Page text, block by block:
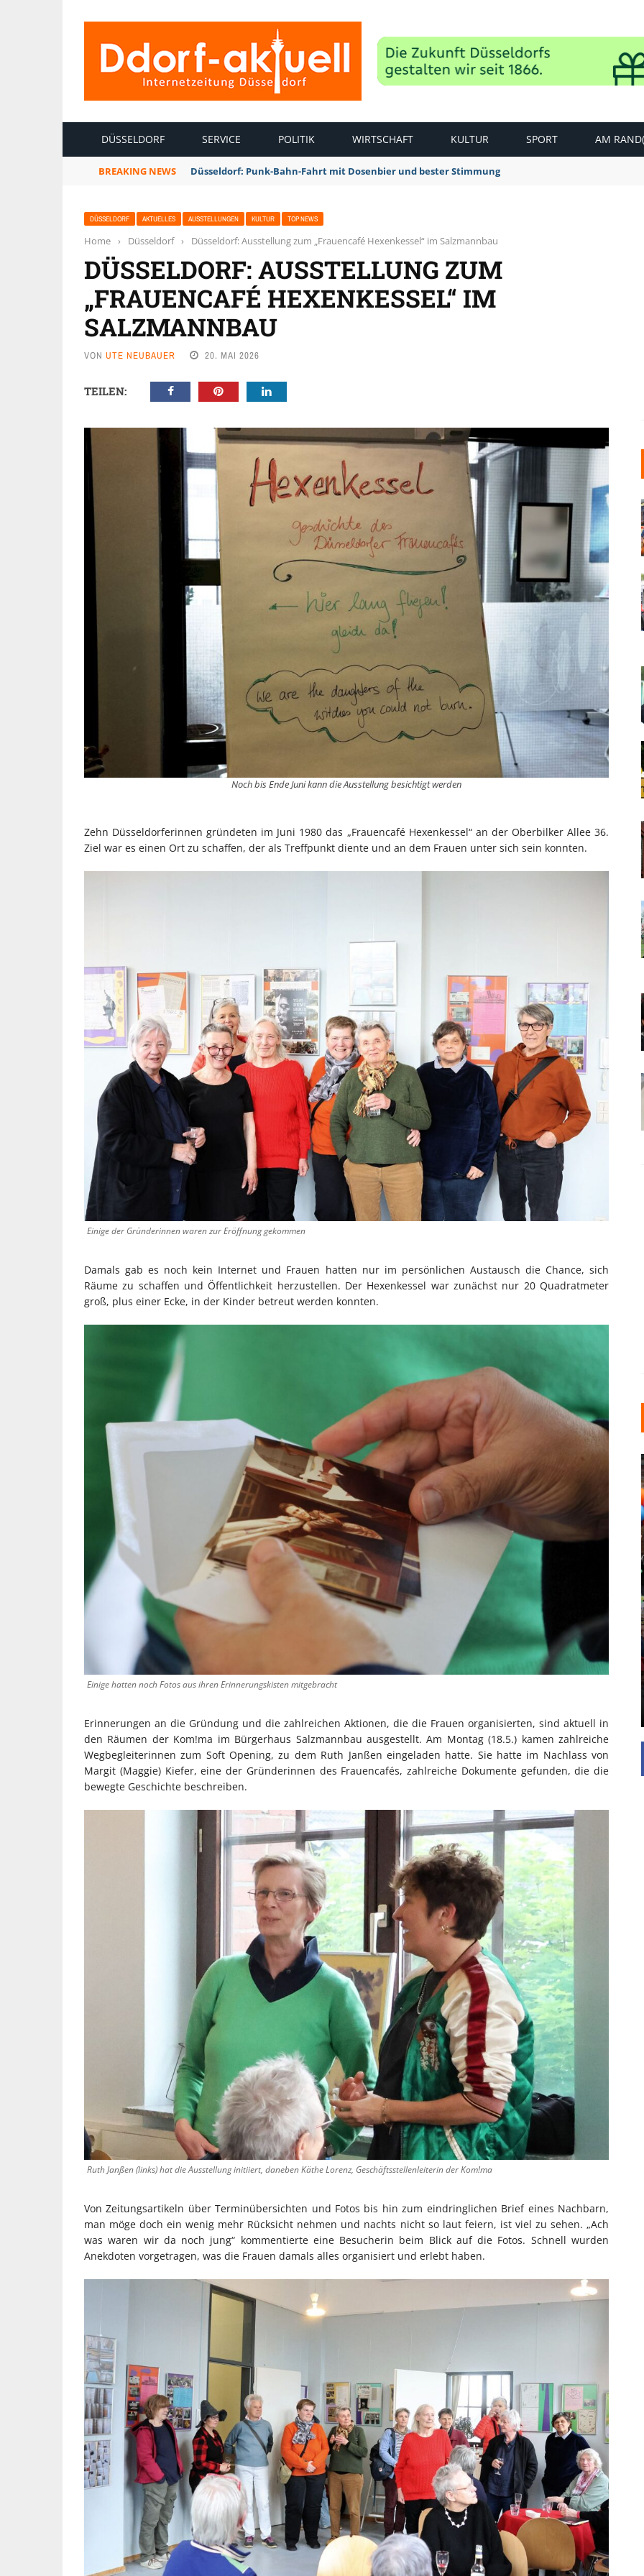
DÜSSELDORF SERVICE POLITIK WIRTSCHAFT KULTUR SPORT AM
BREAKING NEWS Düsseldorf: Punk-Bahn-Fahrt mit Dosenbier und bester Stimmung
DÜSSELDORF AKTUELLES AUSSTELLUNGEN KULTUR TOP NEWS
Home › Düsseldorf › Düsseldorf: Ausstellung zum „Frauencafé Hexenkessel“ im Salzmannbau
DÜSSELDORF: AUSSTELLUNG ZUM
„FRAUENCAFÉ HEXENKESSEL“ IM
SALZMANNBAU
VON UTE NEUBAUER 20. MAI 2026
TEILEN:
Noch bis Ende Juni kann die Ausstellung besichtigt werden
Zehn Düsseldorferinnen gründeten im Juni 1980 das „Frauencafé Hexenkessel“ an der Oberbilker Allee 36.
Ziel war es einen Ort zu schaffen, der als Treffpunkt diente und an dem Frauen unter sich sein konnten.
Einige der Gründerinnen waren zur Eröffnung gekommen
Damals gab es noch kein Internet und Frauen hatten nur im persönlichen Austausch die Chance, sich
Räume zu schaffen und Öffentlichkeit herzustellen. Der Hexenkessel war zunächst nur 20 Quadratmeter
groß, plus einer Ecke, in der Kinder betreut werden konnten.
Einige hatten noch Fotos aus ihren Erinnerungskisten mitgebracht
Erinnerungen an die Gründung und die zahlreichen Aktionen, die die Frauen organisierten, sind aktuell in
den Räumen der Kom!ma im Bürgerhaus Salzmannbau ausgestellt. Am Montag (18.5.) kamen zahlreiche
Wegbegleiterinnen zum Soft Opening, zu dem Ruth Janßen eingeladen hatte. Sie hatte im Nachlass von
Margit (Maggie) Kiefer, eine der Gründerinnen des Frauencafés, zahlreiche Dokumente gefunden, die die
bewegte Geschichte beschreiben.
Ruth Janßen (links) hat die Ausstellung initiiert, daneben Käthe Lorenz, Geschäftsstellenleiterin der Kom!ma
Von Zeitungsartikeln über Terminübersichten und Fotos bis hin zum eindringlichen Brief eines Nachbarn,
man möge doch ein wenig mehr Rücksicht nehmen und nachts nicht so laut feiern, ist viel zu sehen. „Ach
was waren wir da noch jung“ kommentierte eine Besucherin beim Blick auf die Fotos. Schnell wurden
Anekdoten vorgetragen, was die Frauen damals alles organisiert und erlebt haben.
INDUSTRIELLER CHIC: WIE
KUNSTSTOFFFENSTER DEN
LOFT-STIL IN IHREM
EINFAMILIENHAUS
UNTERSTÜTZEN
Die Inspiration des industriellen Chics sind die
Werkshallen des Industriezeitalters. Die Basis für
diesen Stil sind große Räume, schlicht gehalten